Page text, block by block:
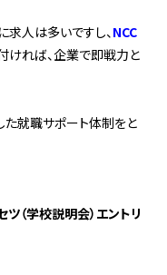
求人は多いですし、NCC
ければ、企業で即戦力と
た就職サポート体制をと
（学校説明会）エントリ